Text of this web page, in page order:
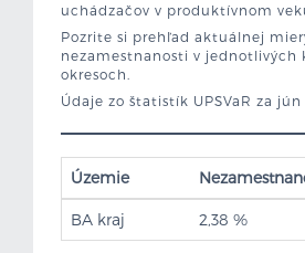
uchádzačov v produktívnom
Pozrite si prehľad aktuálnej
nezamestnanosti v jednotlivých
okresoch.
Údaje zo štatistík UPSVaR za jún
Územie
BA kraj 2,38 %